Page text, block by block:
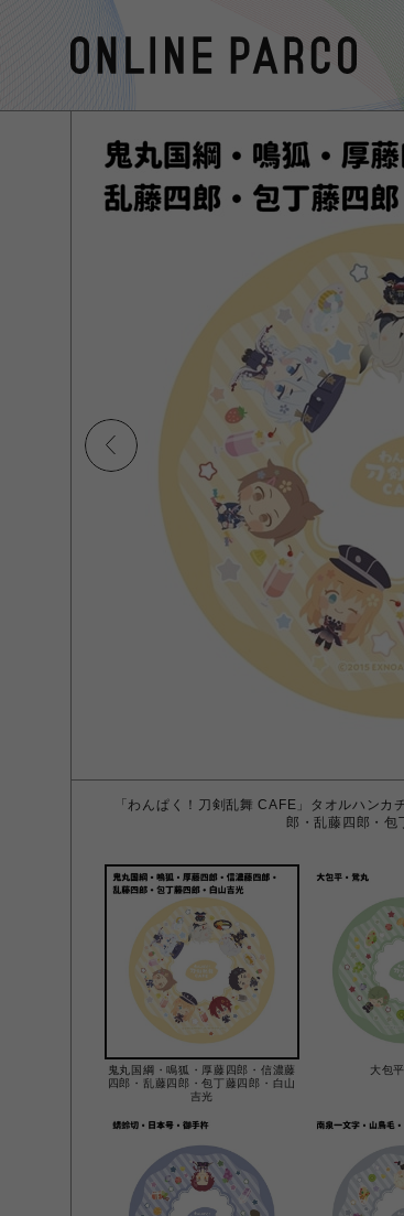
「わんぱく！刀剣乱舞 CAFE」タオルハン
郎・乱藤四郎・包
鬼丸国綱・鳴狐・厚藤四郎・信濃藤
四郎・乱藤四郎・包丁藤四郎・白山
吉光
大包